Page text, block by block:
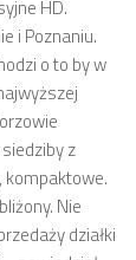
HD.
i Poznaniu.
o to by w
z
kompaktowe.
Nie
działki